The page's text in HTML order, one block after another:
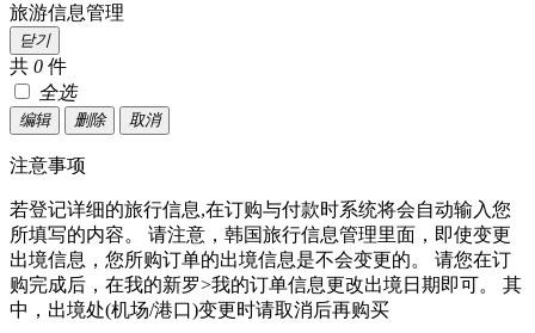
旅游信息管理
닫기
共 0 件
全选
编辑 删除 取消
注意事项
若登记详细的旅行信息,在订购与付款时系统将会自动输入您
所填写的内容。 请注意，韩国旅行信息管理里面，即使变更
出境信息，您所购订单的出境信息是不会变更的。 请您在订
购完成后，在我的新罗>我的订单信息更改出境日期即可。 其
中，出境处(机场/港口)变更时请取消后再购买